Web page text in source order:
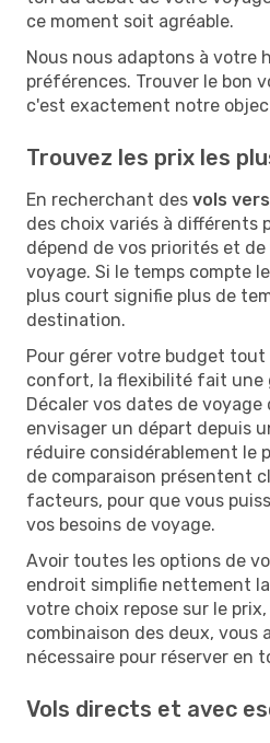
ce moment soit agréable.
Nous nous adaptons à votre
préférences. Trouver le bon
c'est exactement notre
Trouvez les prix les
En recherchant des vols
des choix variés à différents
dépend de vos priorités et
voyage. Si le temps compte
plus court signifie plus de
destination.
Pour gérer votre budget
confort, la flexibilité fait une
Décaler vos dates de
envisager un départ depuis
réduire considérablement le
de comparaison présentent
facteurs, pour que vous
vos besoins de voyage.
Avoir toutes les options de
endroit simplifie nettement
votre choix repose sur le
combinaison des deux, vous
nécessaire pour réserver en
Vols directs et avec